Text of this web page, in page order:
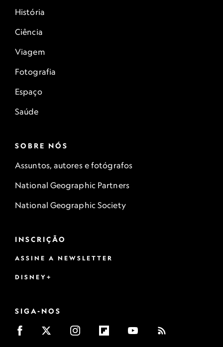
História
Ciência
Viagem
Fotografia
Espaço
Saúde
SOBRE NÓS
Assuntos, autores e fotógrafos
National Geographic Partners
National Geographic Society
INSCRIÇÃO
ASSINE A NEWSLETTER
DISNEY+
SIGA-NOS